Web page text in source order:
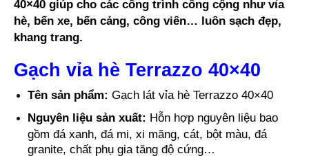
40×40 giúp cho các công trình công cộng như vỉa
hè, bến xe, bến cảng, công viên… luôn sạch đẹp,
khang trang.
Gạch vỉa hè Terrazzo 40×40
Tên sản phẩm: Gạch lát vỉa hè Terrazzo 40×40
Nguyên liệu sản xuất: Hỗn hợp nguyên liệu bao
gồm đá xanh, đá mi, xi măng, cát, bột màu, đá
granite, chất phụ gia tăng độ cứng…